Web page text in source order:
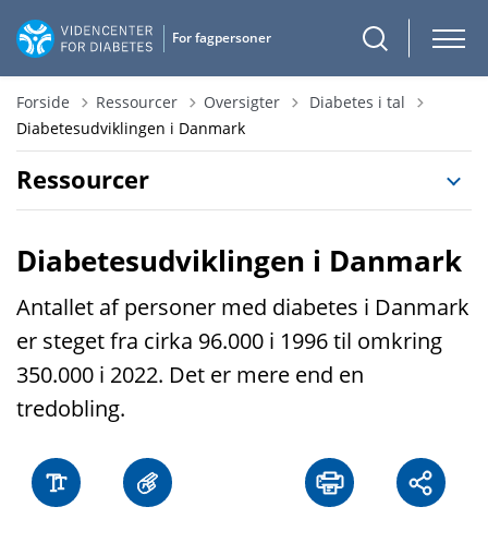
Forside Ressourcer Oversigter Tilbage til
Diabetes i tal
Diabetesudviklingen i Danmark
Ressourcer
Diabetesudviklingen i Danmark
Antallet af personer med diabetes i Danmark
er steget fra cirka 96.000 i 1996 til omkring
350.000 i 2022. Det er mere end en
tredobling.